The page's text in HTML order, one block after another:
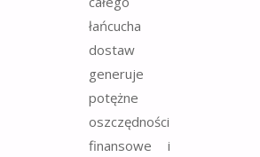
łańcucha
dostaw
generuje
potężne
oszczędności
finansowe i